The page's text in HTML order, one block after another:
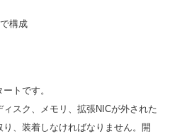
構成
トです。
スク、メモリ、拡張NICが外された
、装着しなければなりません。開